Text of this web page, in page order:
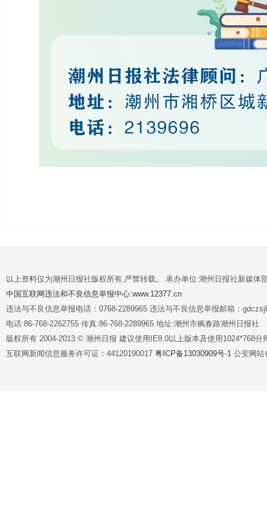
以上资料仅为潮州日报社版权所有,严禁转载。 承办单位:潮州日报社新媒体
中国互联网违法和不良信息举报中心:www.12377.cn
违法与不良信息举报电话：0768-2289965 违法与不良信息举报邮箱：
电话:86-768-2262755 传真:86-768-2289965 地址:潮州市枫春路潮州日报社
版权所有 2004-2013 © 潮州日报 建议使用IE8.0以上版本及使用1024*768分
互联网新闻信息服务许可证：44120190017 粤ICP备13030909号-1 公安网站